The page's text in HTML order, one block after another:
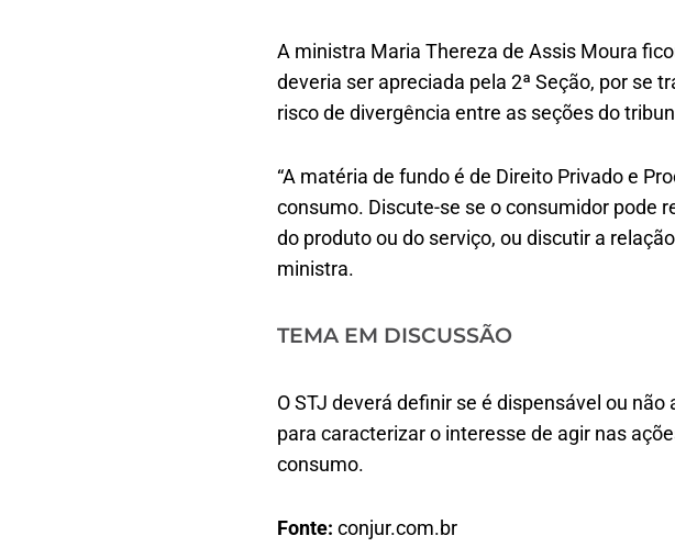
A ministra Maria Thereza de Assis Moura
deveria ser apreciada pela 2ª Seção, por se
risco de divergência entre as seções do
“A matéria de fundo é de Direito Privado e
consumo. Discute-se se o consumidor pode
do produto ou do serviço, ou discutir a
ministra.
TEMA EM DISCUSSÃO
O STJ deverá definir se é dispensável ou
para caracterizar o interesse de agir nas
consumo.
Fonte: conjur.com.br